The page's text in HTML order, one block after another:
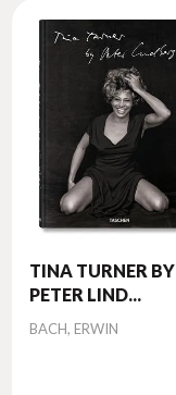
TINA TURNER BY
PETER LIND...
Autor
BACH, ERWIN